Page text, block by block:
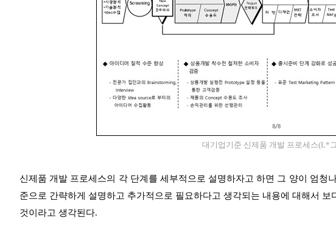
대기업기준 신제품 개발 프로세스(L*
신제품 개발 프로세스의 각 단계를 세부적으로 설명하자고 하면 그 양이 엄청
준으로 간략하게 설명하고 추가적으로 필요하다고 생각되는 내용에 대해서
것이라고 생각된다.